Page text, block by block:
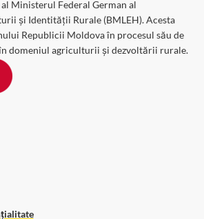
al Ministerul Federal German al
și Identității Rurale (BMLEH). Acesta
Republicii Moldova în procesul său de
domeniul agriculturii și dezvoltării rurale.